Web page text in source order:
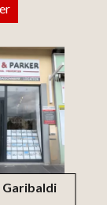
Garibaldi